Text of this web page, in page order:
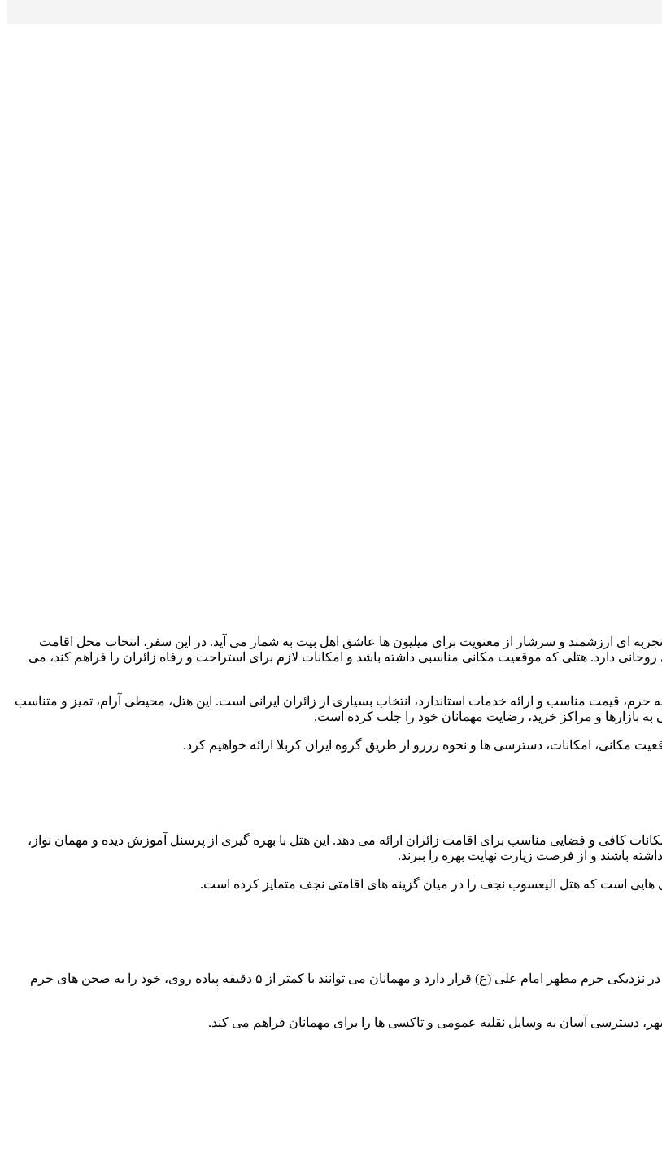
ای ارزشمند و سرشار از معنویت برای میلیون ها عاشق اهل بیت به شمار می آید. در این سفر، انتخاب محل اقامت
دارد. هتلی که موقعیت مکانی مناسبی داشته باشد و امکانات لازم برای استراحت و رفاه زائران را فراهم کند، می
قیمت مناسب و ارائه خدمات استاندارد، انتخاب بسیاری از زائران ایرانی است. این هتل، محیطی آرام، تمیز و متناسب
بازارها و مراکز خرید، رضایت مهمانان خود را جلب کرده است.
امکانات، دسترسی ها و نحوه رزرو از طریق گروه ایران کربلا ارائه خواهیم کرد.
و فضایی مناسب برای اقامت زائران ارائه می دهد. این هتل با بهره گیری از پرسنل آموزش دیده و مهمان نواز،
باشند و از فرصت زیارت نهایت بهره را ببرند.
است که هتل الیعسوب نجف را در میان گزینه های اقامتی نجف متمایز کرده است.
موقعیت مکانی هتل الیعسوب نجف یکی از نقاط قوت مهم این هتل است. این هتل در نزدیکی حرم مطهر امام علی (ع) قرار دارد و مهمانان می توانند با کمتر از ۵ دقیقه پیاده روی، خود را به صحن های حرم
دسترسی آسان به وسایل نقلیه عمومی و تاکسی ها را برای مهمانان فراهم می کند.